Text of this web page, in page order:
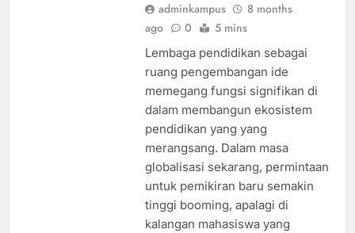
adminkampus
8 months
ago
0 5 mins
Lembaga pendidikan sebagai
ruang pengembangan ide
memegang fungsi signifikan di
dalam membangun ekosistem
pendidikan yang yang
merangsang. Dalam masa
globalisasi sekarang, permintaan
untuk pemikiran baru semakin
tinggi booming, apalagi di
kalangan mahasiswa yang